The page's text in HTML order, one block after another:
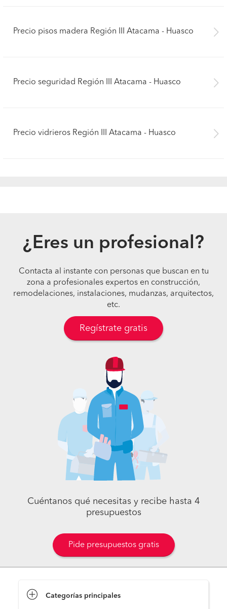
Precio pisos madera Región III Atacama - Huasco
Precio seguridad Región III Atacama - Huasco
Precio vidrieros Región III Atacama - Huasco
¿Eres un profesional?
Contacta al instante con personas que buscan en tu
zona a profesionales expertos en construcción,
remodelaciones, instalaciones, mudanzas, arquitectos,
etc.
Regístrate gratis
Cuéntanos qué necesitas y recibe hasta 4
presupuestos
Pide presupuestos gratis
Categorías principales